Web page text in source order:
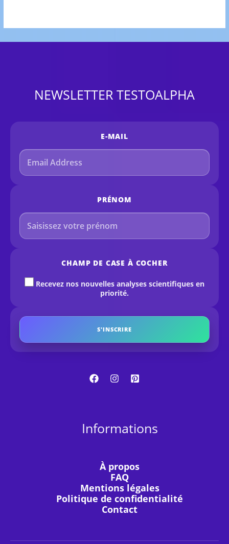
NEWSLETTER TESTOALPHA
E-MAIL
PRÉNOM
CHAMP DE CASE À COCHER
Recevez nos nouvelles analyses scientifiques en
priorité.
S'INSCRIRE
Informations
À propos
FAQ
Mentions légales
Politique de confidentialité
Contact